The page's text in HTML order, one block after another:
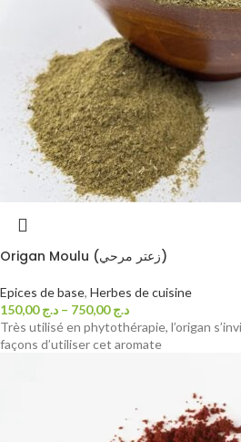
Origan Moulu (زعتر مرحي)
Epices de base, Herbes de cuisine
د.ج150,00 – د.ج750,00
Très utilisé en phytothérapie, l’origan
façons d’utiliser cet aromate